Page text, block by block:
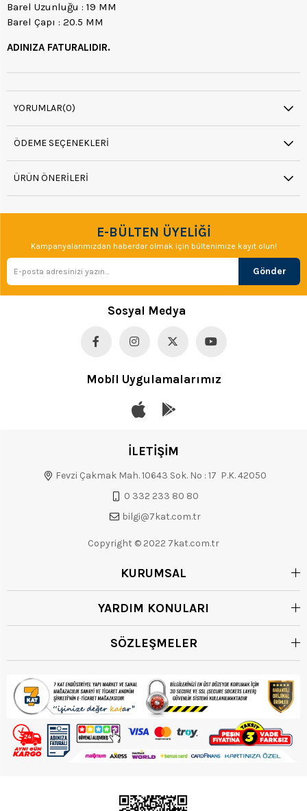
Barel Uzunluğu : 19 MM
Barel Çapı : 20.5 MM
ADINIZA FATURALIDIR.
YORUMLAR(0)
ÖDEME SEÇENEKLERI
ÜRÜN ÖNERILERI
E-BÜLTEN ÜYELİĞİ
Kampanyalarımızdan haberdar olmak için bültenimize kayıt olun!
Gönder
Sosyal Medya
Mobil Uygulamalarımız
İLETİŞİM
Fevzi Çakmak Mah. 10643 Sok. No : 17 P.K. 42050
0 332 233 80 80
bilgi@7kat.com.tr
Copyright © 2022 7kat.com.tr
KURUMSAL
YARDIM KONULARI
SÖZLEŞMELER